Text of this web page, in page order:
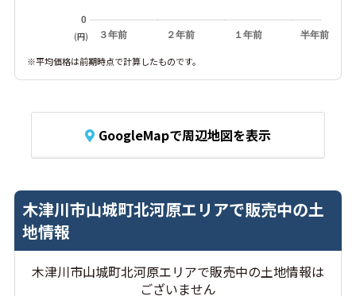
３年前 ２年前 １年前 半年前
0
(円)
※平均価格は前期時点で計算したものです。
GoogleMapで周辺地図を表示
木津川市山城町北河原エリアで販売中の土
地情報
木津川市山城町北河原エリアで販売中の土地情報は
ございません